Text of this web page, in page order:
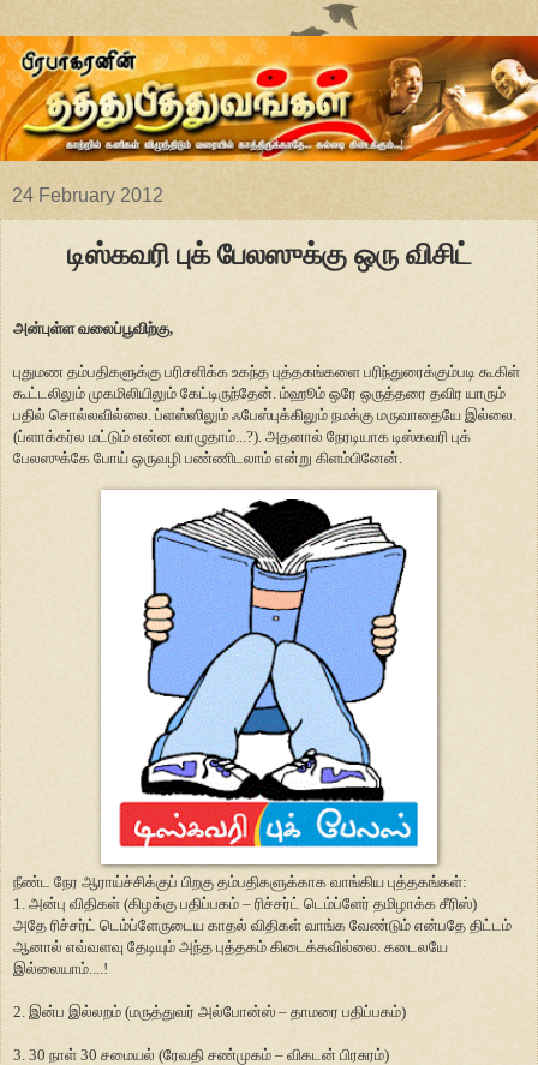
24 February 2012
டிஸ்கவரி புக் பேலஸுக்கு ஒரு விசிட்
அன்புள்ள வலைப்பூவிற்கு,
புதுமண தம்பதிகளுக்கு பரிசளிக்க உகந்த புத்தகங்களை பரிந்துரைக்கும்படி கூகிள்
கூட்டலிலும் முகமிலியிலும் கேட்டிருந்தேன். ம்ஹூம் ஒரே ஒருத்தரை தவிர யாரும்
பதில் சொல்லவில்லை. ப்ளஸ்ஸிலும் ஃபேஸ்புக்கிலும் நமக்கு மருவாதையே இல்லை.
(ப்ளாக்கர்ல மட்டும் என்ன வாழுதாம்...?). அதனால் நேரடியாக டிஸ்கவரி புக்
பேலஸுக்கே போய் ஒருவழி பண்ணிடலாம் என்று கிளம்பினேன்.
நீண்ட நேர ஆராய்ச்சிக்குப் பிறகு தம்பதிகளுக்காக வாங்கிய புத்தகங்கள்:
1. அன்பு விதிகள் (கிழக்கு பதிப்பகம் – ரிச்சர்ட் டெம்ப்ளேர் தமிழாக்க சீரிஸ்)
அதே ரிச்சர்ட் டெம்ப்ளேருடைய காதல் விதிகள் வாங்க வேண்டும் என்பதே திட்டம்
ஆனால் எவ்வளவு தேடியும் அந்த புத்தகம் கிடைக்கவில்லை. கடைலயே
இல்லையாம்....!
2. இன்ப இல்லறம் (மருத்துவர் அல்போன்ஸ் – தாமரை பதிப்பகம்)
3. 30 நாள் 30 சமையல் (ரேவதி சண்முகம் – விகடன் பிரசுரம்)